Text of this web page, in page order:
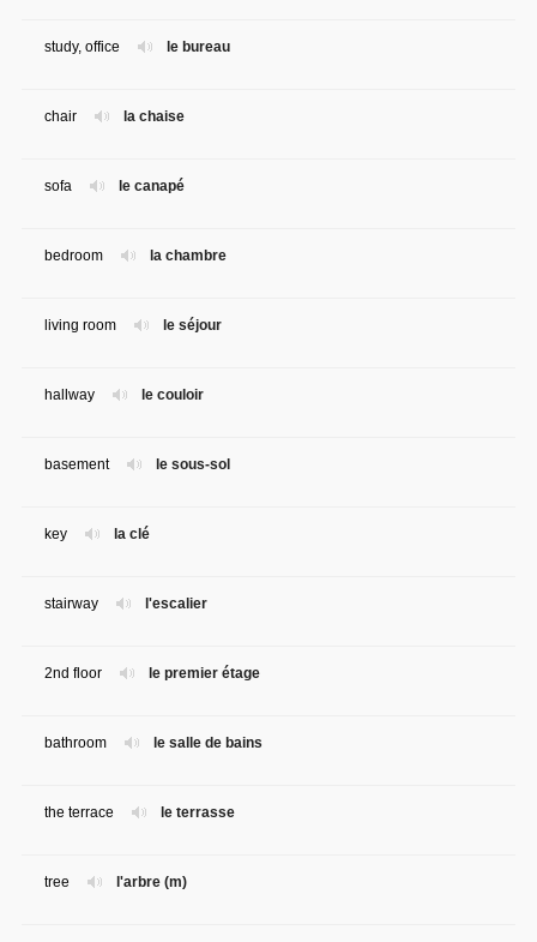
le bureau
study, office
la chaise
chair
le canapé
sofa
la chambre
bedroom
le séjour
living room
le couloir
hallway
le sous-sol
basement
la clé
key
l'escalier
stairway
le premier étage
2nd floor
le salle de bains
bathroom
le terrasse
the terrace
l'arbre (m)
tree